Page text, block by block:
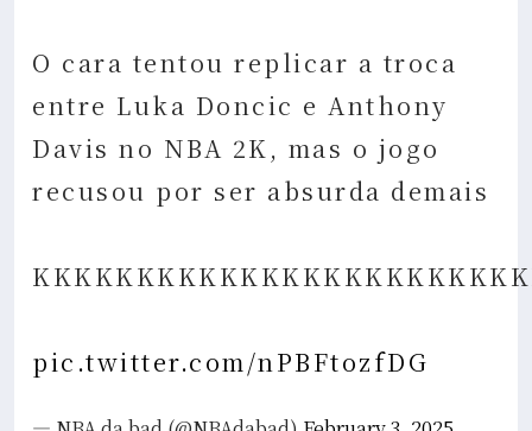
O cara tentou replicar a troca
entre Luka Doncic e Anthony
Davis no NBA 2K, mas o jogo
recusou por ser absurda demais
pic.twitter.com/nPBFtozfDG